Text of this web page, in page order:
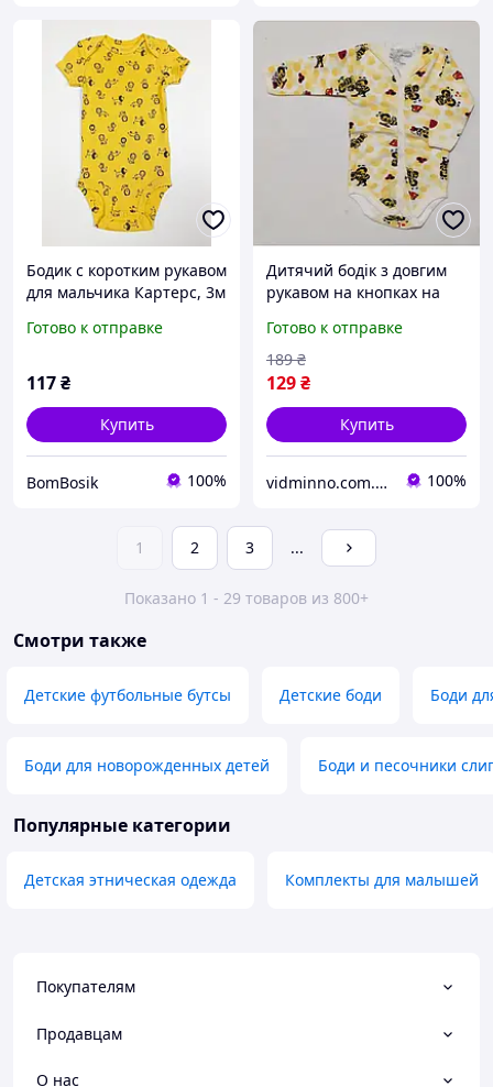
Бодик с коротким рукавом
для мальчика Картерс, 3м
Готово к отправке
117₴
Купить
BomBosik 100%
Дитячий бодік з довгим
рукавом на кнопках на
Готово к отправке
129₴
189 ₴
Купить
vidminno.com.ua - відмінний одяг для всієї родини 100%
1 2 3 ...
Показано 1 - 29 товаров из 800+
Смотри также
Детские футбольные бутсы Детские боди Боди
Боди для новорожденных детей Боди и песочники
Популярные категории
Детская этническая одежда Комплекты для малышей
Покупателям
Продавцам
О нас